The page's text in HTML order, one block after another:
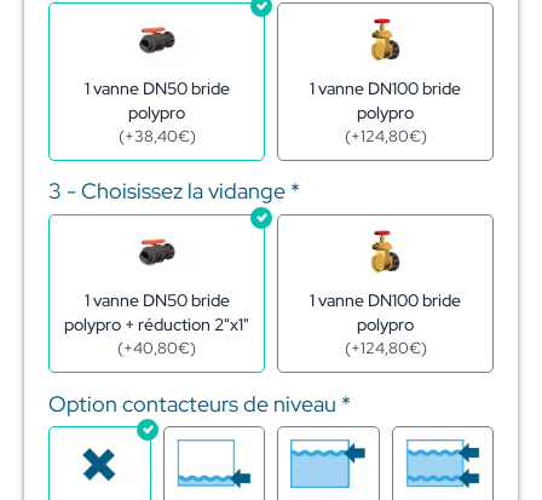
1 vanne DN50 bride
polypro
(+38,40€)
1 vanne DN100 bride
polypro
(+124,80€)
3 - Choisissez la vidange *
1 vanne DN50 bride
polypro + réduction 2"x1"
(+40,80€)
1 vanne DN100 bride
polypro
(+124,80€)
Option contacteurs de niveau *